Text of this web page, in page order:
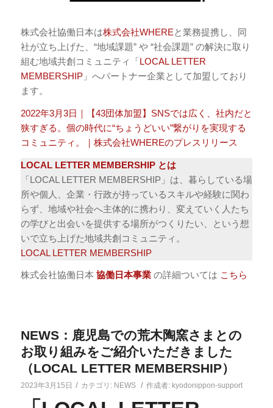
株式会社協働日本は株式会社WHEREと業務提携し、同
社が立ち上げた、“地域課題” や “社会課題” の解決に取り
組む地域共創コミュニティ「LOCAL LETTER
MEMBERSHIP」へパートナー企業として加盟しており
ます。
2022年3月3日｜【43団体加盟】SNSでは広く、社内だと
狭すぎる。個の時代に“ちょうどいい”繋がりを実現する
コミュニティ。｜株式会社WHEREのプレスリリース
LOCAL LETTER MEMBERSHIP とは
「LOCAL LETTER MEMBERSHIP」は、暮らしている場
所や個人、企業・行政が持っているスキルや経験に関わ
らず、地域や社会へ主体的に携わり、変えていく人たち
の学びと出会いを提供する場所がつくりたい、という想
いで立ち上げた地域共創コミュニティ。
LOCAL LETTER MEMBERSHIP
株式会社協働日本 協働日本事業の詳細ついては こちら
NEWS：鹿児島での荒木陶窯さまとの
お取り組みをご紹介いただきました
（LOCAL LETTER MEMBERSHIP）
2023年3月15日 / カテゴリ: NEWS / 作成者: kyodonippon-support